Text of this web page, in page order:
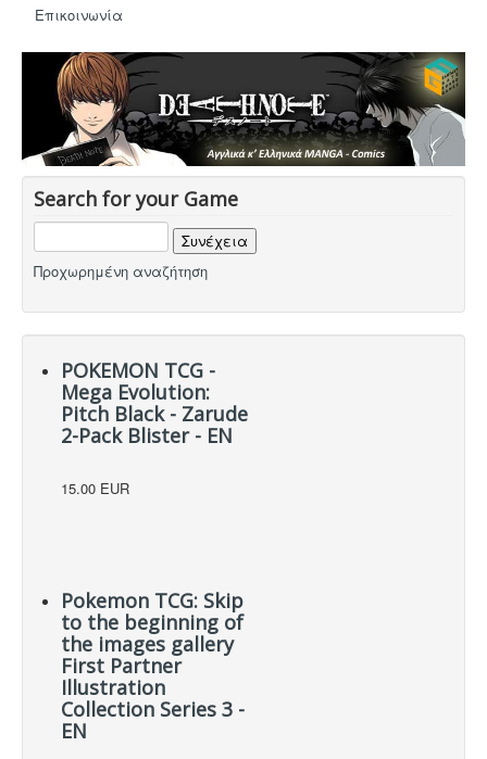
Eπικοινωνία
Search for your Game
Προχωρημένη αναζήτηση
POKEMON TCG -
Mega Evolution:
Pitch Black - Zarude
2-Pack Blister - EN
15.00 EUR
Pokemon TCG: Skip
to the beginning of
the images gallery
First Partner
Illustration
Collection Series 3 -
EN